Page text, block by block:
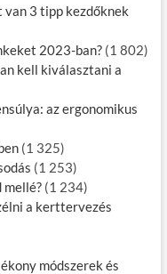
3 tipp kezdőknek
2023-ban? (1 802)
kell kiválasztani a
az ergonomikus
(1 325)
(1 253)
(1 234)
a kerttervezés
módszerek és